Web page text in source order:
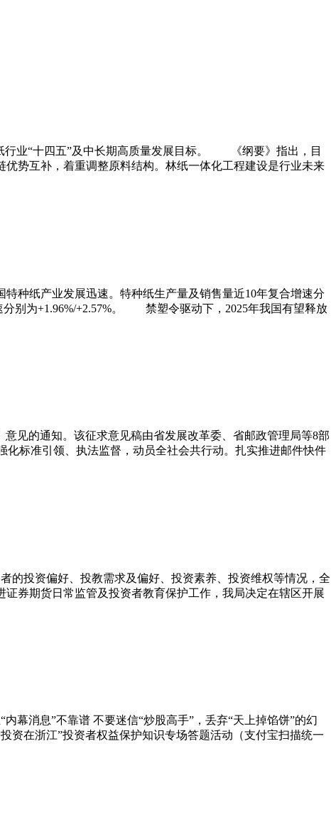
行业“十四五”及中长期高质量发展目标。 《纲要》指出，目
势互补，着重调整原料结构。林纸一体化工程建设是行业未来
种纸产业发展迅速。特种纸生产量及销售量近10年复合增速分
分别为+1.96%/+2.57%。 禁塑令驱动下，2025年我国有望释放
见的通知。该征求意见稿由省发展改革委、省邮政管理局等8部
标准引领、执法监督，动员全社会共行动。扎实推进邮件快件
的投资偏好、投教需求及偏好、投资素养、投资维权等情况，全
券期货日常监管及投资者教育保护工作，我局决定在辖区开展
幕消息”不靠谱 不要迷信“炒股高手”，丢弃“天上掉馅饼”的幻
资在浙江”投资者权益保护知识专场答题活动（支付宝扫描统一